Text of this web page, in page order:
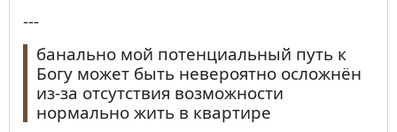
---
банально мой потенциальный путь к
Богу может быть невероятно осложнён
из-за отсутствия возможности
нормально жить в квартире